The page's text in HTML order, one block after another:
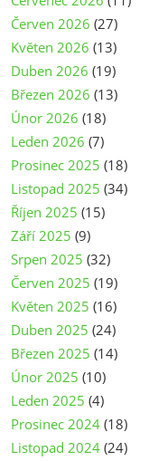
Červen 2026 (27)
Květen 2026 (13)
Duben 2026 (19)
Březen 2026 (13)
Únor 2026 (18)
Leden 2026 (7)
Prosinec 2025 (18)
Listopad 2025 (34)
Říjen 2025 (15)
Září 2025 (9)
Srpen 2025 (32)
Červen 2025 (19)
Květen 2025 (16)
Duben 2025 (24)
Březen 2025 (14)
Únor 2025 (10)
Leden 2025 (4)
Prosinec 2024 (18)
Listopad 2024 (24)